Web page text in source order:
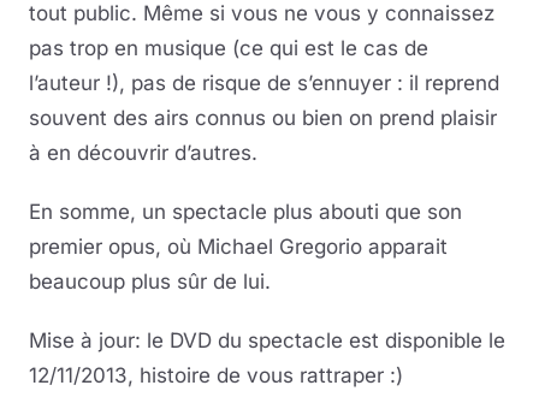
tout public. Même si vous ne vous y connaissez
pas trop en musique (ce qui est le cas de
l’auteur !), pas de risque de s’ennuyer : il reprend
souvent des airs connus ou bien on prend plaisir
à en découvrir d’autres.
En somme, un spectacle plus abouti que son
premier opus, où Michael Gregorio apparait
beaucoup plus sûr de lui.
Mise à jour: le DVD du spectacle est disponible le
12/11/2013, histoire de vous rattraper :)